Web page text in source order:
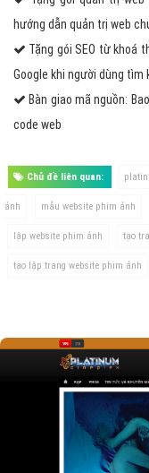
hướng dẫn quản trị web
Tặng gói SEO từ khoá
Google khi người dùng tìm
Bàn giao mã nguồn:
code web
Chủ đề liên quan:
ảnh mẫu website phim ảnh
lập website phim ảnh tạo
tạo lập trang website phim ảnh